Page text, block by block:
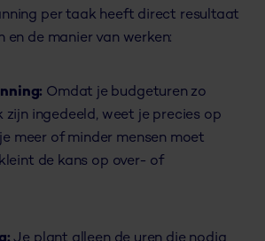
per taak heeft direct resultaat
en de manier van werken:
Omdat je budgeturen zo
ingedeeld, weet je precies op
meer of minder mensen moet
de kans op over- of